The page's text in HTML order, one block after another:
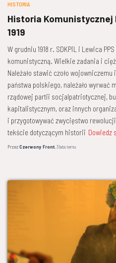
HISTORIA
Historia Komunistycznej
1919
W grudniu 1918 r. SDKPiL i Lewica
komunistyczną. Wielkie zadania i
Należało stawić czoło
państwa polskiego, należało wyrwać
rządowej partii socjalpatriotycznej,
kapitalistycznym, oraz innych
i przygotowywać zwycięstwo
tekście dotyczącym historii Dowiedz
PrzezCzerwony Front,3 latatemu